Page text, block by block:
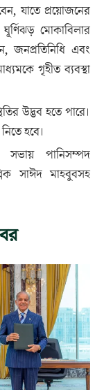
যাতে প্রয়োজনের
মোকাবিলার
জনপ্রতিনিধি এবং
গৃহীত ব্যবস্থা
উদ্ভব হতে পারে।
হবে।
সভায় পানিসম্পদ
সাঈদ মাহবুবসহ